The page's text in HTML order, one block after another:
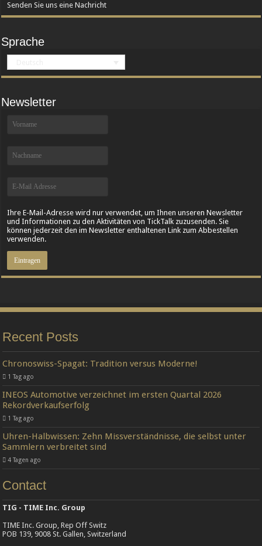
Senden Sie uns eine Nachricht
Sprache
Newsletter
Ihre E-Mail-Adresse wird nur verwendet, um Ihnen unseren Newsletter
und Informationen zu den Aktivitäten von TickTalk zuzusenden. Sie
können jederzeit den im Newsletter enthaltenen Link zum Abbestellen
verwenden.
Recent Posts
Chronoswiss-Spagat: Tradition versus Moderne!
1 Tag ago
INEOS Automotive verzeichnet im ersten Quartal 2026
Rekordverkaufserfolg
1 Tag ago
Uhren-Halbwissen: Zehn Missverständnisse, die selbst unter
Sammlern verbreitet sind
4 Tagen ago
Contact
TIG - TIME Inc. Group
TIME Inc. Group, Rep Off Switz
POB 139, 9008 St. Gallen, Switzerland